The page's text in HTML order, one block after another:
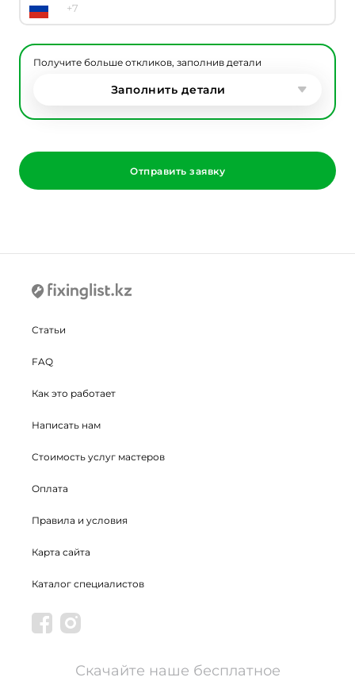
Получите больше откликов, заполнив детали
Заполнить детали
Отправить заявку
Статьи
FAQ
Как это работает
Написать нам
Стоимость услуг мастеров
Оплата
Правила и условия
Карта сайта
Каталог специалистов
Скачайте наше бесплатное